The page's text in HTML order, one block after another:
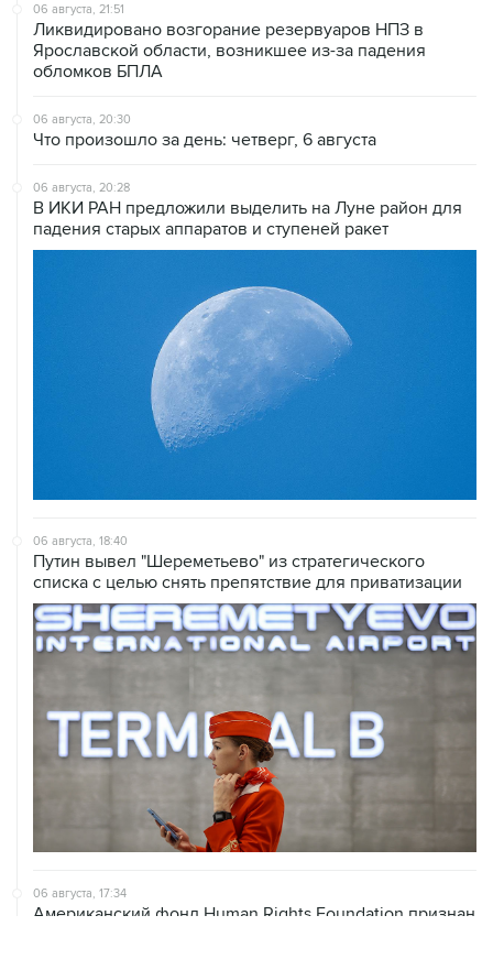
06 августа, 21:51
Ликвидировано возгорание резервуаров НПЗ в
Ярославской области, возникшее из-за падения
обломков БПЛА
06 августа, 20:30
Что произошло за день: четверг, 6 августа
06 августа, 20:28
В ИКИ РАН предложили выделить на Луне район для
падения старых аппаратов и ступеней ракет
06 августа, 18:40
Путин вывел "Шереметьево" из стратегического
списка с целью снять препятствие для приватизации
06 августа, 17:34
Американский фонд Human Rights Foundation признан